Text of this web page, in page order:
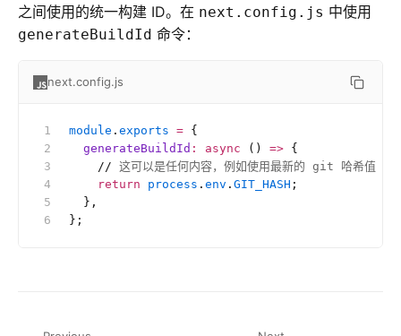
之间使用的统一构建 ID。在 next.config.js 中使用
generateBuildId 命令：
next.config.js
module . exports = {
  generateBuildId
: async () => {
    //
这可以是任何内容，例如使用最新的 git 哈希值
    return
process . env . GIT_HASH ;
  },
};